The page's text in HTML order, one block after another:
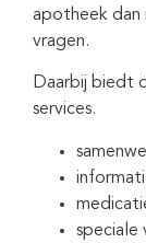
apotheek dan
vragen.
Daarbij biedt
services.
speciale